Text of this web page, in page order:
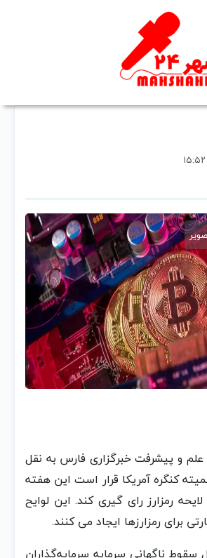
و پیشرفت خبرگزاری فارس به نقل
کنگره آمریکا قرار است این هفته
رمزارز رای گیری کند. این لوایح
برای رمزارزها ایجاد می کنند.
سقوط ناگهانی سرمایه سرمایه‌گذاران